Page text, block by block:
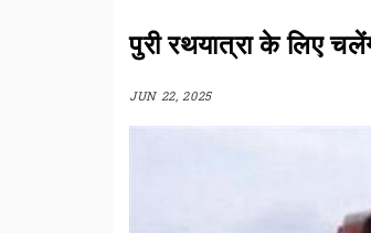
पुरी रथयात्रा के लिए
JUN 22, 2025